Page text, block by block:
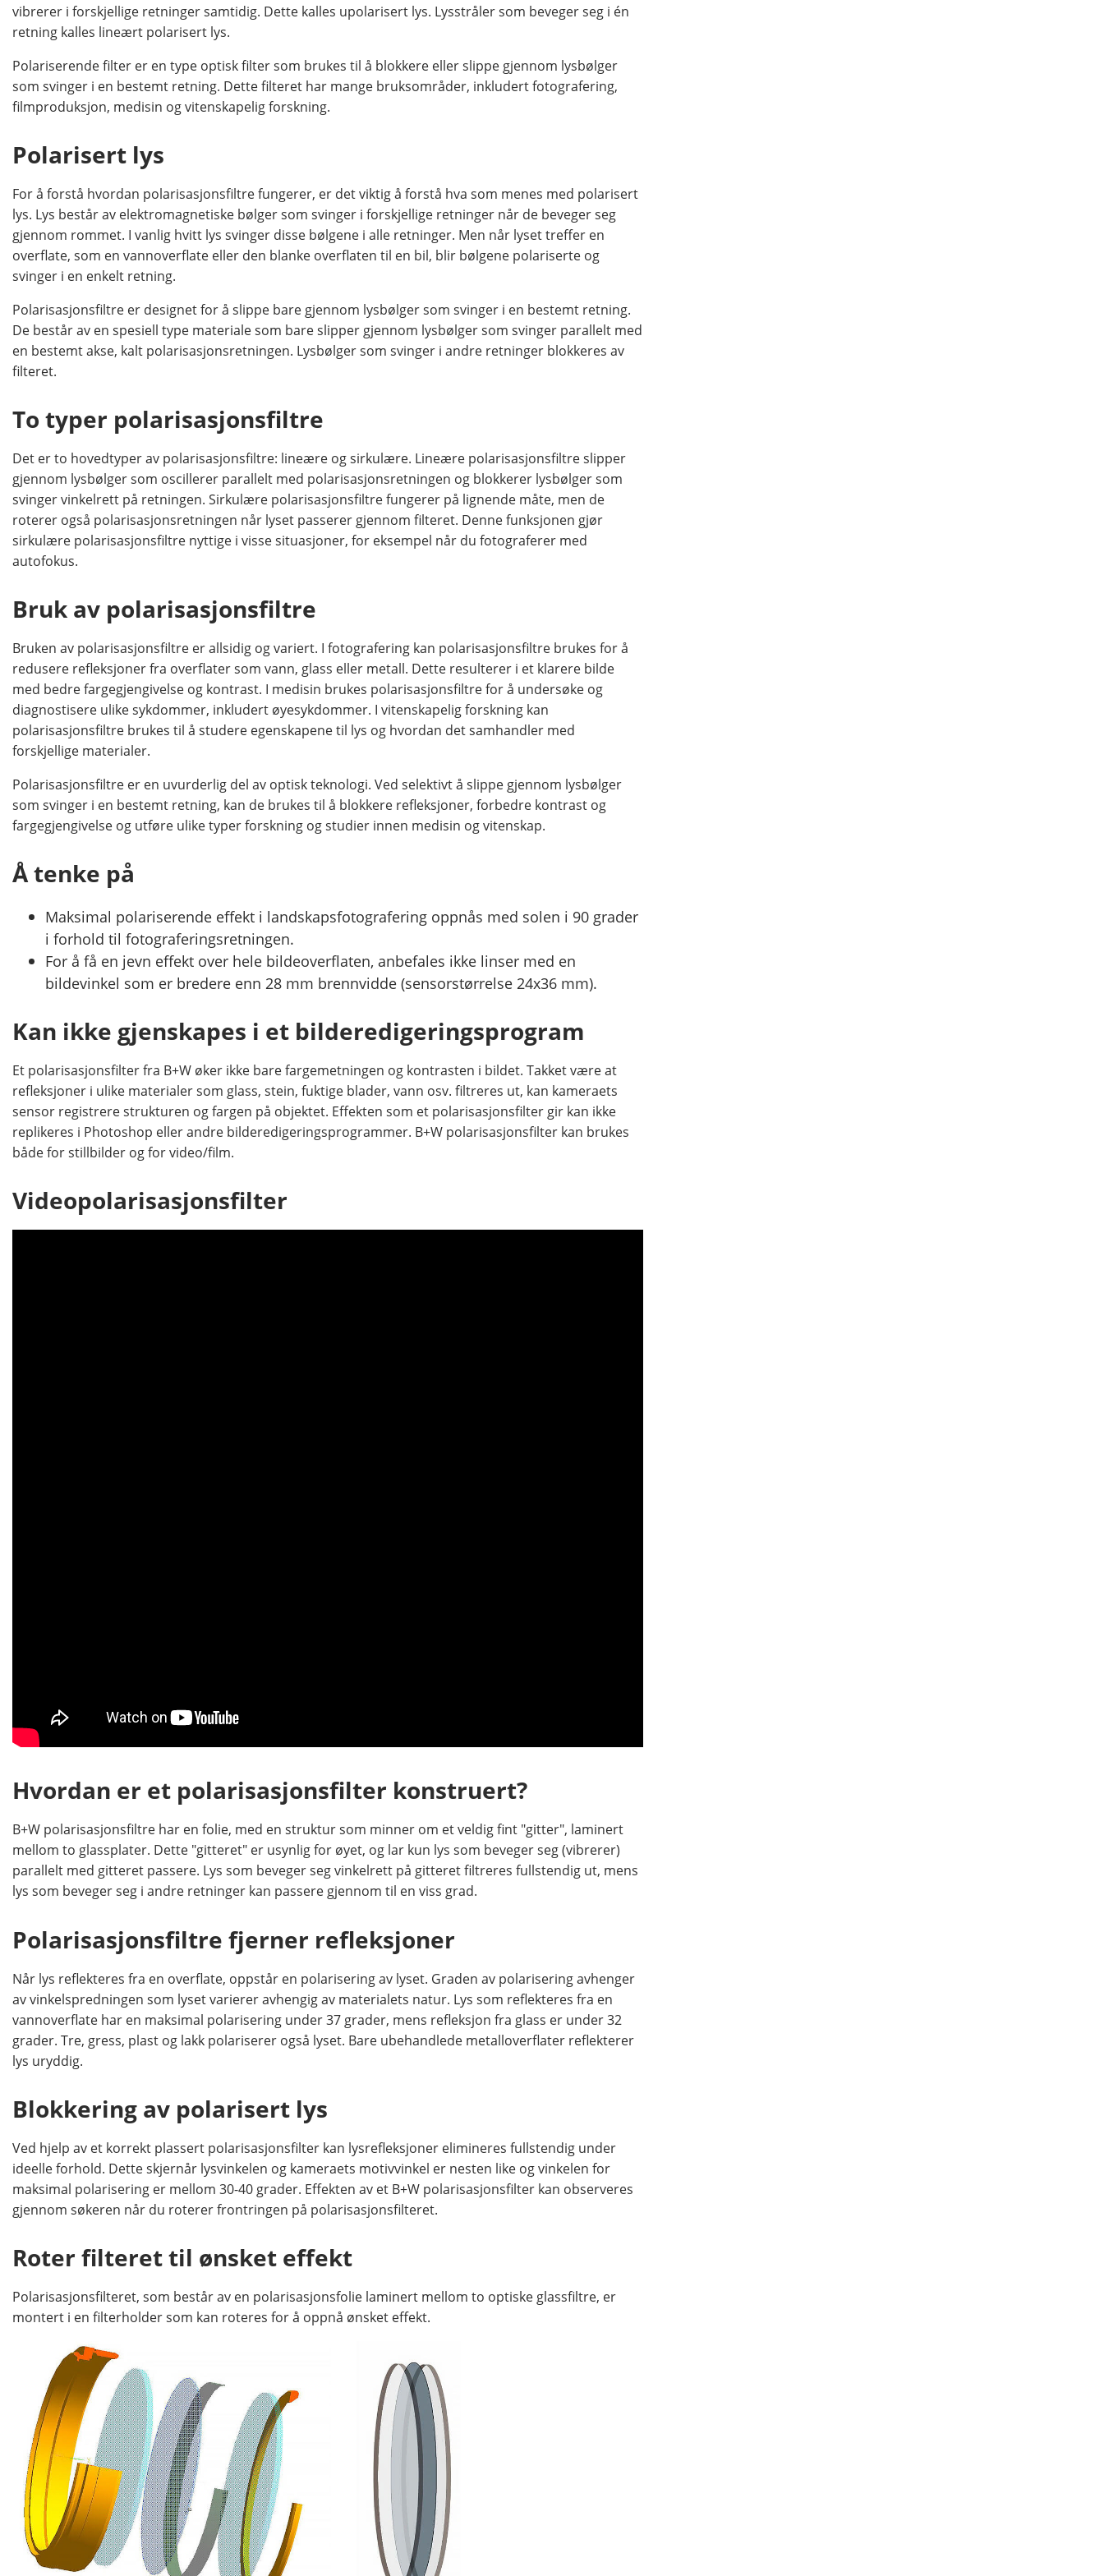
vibrerer i forskjellige retninger samtidig. Dette kalles upolarisert lys. Lysstråler som beveger seg i én
retning kalles lineært polarisert lys.
Polariserende filter er en type optisk filter som brukes til å blokkere eller slippe gjennom lysbølger
som svinger i en bestemt retning. Dette filteret har mange bruksområder, inkludert fotografering,
filmproduksjon, medisin og vitenskapelig forskning.
Polarisert lys
For å forstå hvordan polarisasjonsfiltre fungerer, er det viktig å forstå hva som menes med polarisert
lys. Lys består av elektromagnetiske bølger som svinger i forskjellige retninger når de beveger seg
gjennom rommet. I vanlig hvitt lys svinger disse bølgene i alle retninger. Men når lyset treffer en
overflate, som en vannoverflate eller den blanke overflaten til en bil, blir bølgene polariserte og
svinger i en enkelt retning.
Polarisasjonsfiltre er designet for å slippe bare gjennom lysbølger som svinger i en bestemt retning.
De består av en spesiell type materiale som bare slipper gjennom lysbølger som svinger parallelt med
en bestemt akse, kalt polarisasjonsretningen. Lysbølger som svinger i andre retninger blokkeres av
filteret.
To typer polarisasjonsfiltre
Det er to hovedtyper av polarisasjonsfiltre: lineære og sirkulære. Lineære polarisasjonsfiltre slipper
gjennom lysbølger som oscillerer parallelt med polarisasjonsretningen og blokkerer lysbølger som
svinger vinkelrett på retningen. Sirkulære polarisasjonsfiltre fungerer på lignende måte, men de
roterer også polarisasjonsretningen når lyset passerer gjennom filteret. Denne funksjonen gjør
sirkulære polarisasjonsfiltre nyttige i visse situasjoner, for eksempel når du fotograferer med
autofokus.
Bruk av polarisasjonsfiltre
Bruken av polarisasjonsfiltre er allsidig og variert. I fotografering kan polarisasjonsfiltre brukes for å
redusere refleksjoner fra overflater som vann, glass eller metall. Dette resulterer i et klarere bilde
med bedre fargegjengivelse og kontrast. I medisin brukes polarisasjonsfiltre for å undersøke og
diagnostisere ulike sykdommer, inkludert øyesykdommer. I vitenskapelig forskning kan
polarisasjonsfiltre brukes til å studere egenskapene til lys og hvordan det samhandler med
forskjellige materialer.
Polarisasjonsfiltre er en uvurderlig del av optisk teknologi. Ved selektivt å slippe gjennom lysbølger
som svinger i en bestemt retning, kan de brukes til å blokkere refleksjoner, forbedre kontrast og
fargegjengivelse og utføre ulike typer forskning og studier innen medisin og vitenskap.
Å tenke på
Maksimal polariserende effekt i landskapsfotografering oppnås med solen i 90 grader
i forhold til fotograferingsretningen.
For å få en jevn effekt over hele bildeoverflaten, anbefales ikke linser med en
bildevinkel som er bredere enn 28 mm brennvidde (sensorstørrelse 24x36 mm).
Kan ikke gjenskapes i et bilderedigeringsprogram
Et polarisasjonsfilter fra B+W øker ikke bare fargemetningen og kontrasten i bildet. Takket være at
refleksjoner i ulike materialer som glass, stein, fuktige blader, vann osv. filtreres ut, kan kameraets
sensor registrere strukturen og fargen på objektet. Effekten som et polarisasjonsfilter gir kan ikke
replikeres i Photoshop eller andre bilderedigeringsprogrammer. B+W polarisasjonsfilter kan brukes
både for stillbilder og for video/film.
Videopolarisasjonsfilter
Hvordan er et polarisasjonsfilter konstruert?
B+W polarisasjonsfiltre har en folie, med en struktur som minner om et veldig fint "gitter", laminert
mellom to glassplater. Dette "gitteret" er usynlig for øyet, og lar kun lys som beveger seg (vibrerer)
parallelt med gitteret passere. Lys som beveger seg vinkelrett på gitteret filtreres fullstendig ut, mens
lys som beveger seg i andre retninger kan passere gjennom til en viss grad.
Polarisasjonsfiltre fjerner refleksjoner
Når lys reflekteres fra en overflate, oppstår en polarisering av lyset. Graden av polarisering avhenger
av vinkelspredningen som lyset varierer avhengig av materialets natur. Lys som reflekteres fra en
vannoverflate har en maksimal polarisering under 37 grader, mens refleksjon fra glass er under 32
grader. Tre, gress, plast og lakk polariserer også lyset. Bare ubehandlede metalloverflater reflekterer
lys uryddig.
Blokkering av polarisert lys
Ved hjelp av et korrekt plassert polarisasjonsfilter kan lysrefleksjoner elimineres fullstendig under
ideelle forhold. Dette skjernår lysvinkelen og kameraets motivvinkel er nesten like og vinkelen for
maksimal polarisering er mellom 30-40 grader. Effekten av et B+W polarisasjonsfilter kan observeres
gjennom søkeren når du roterer frontringen på polarisasjonsfilteret.
Roter filteret til ønsket effekt
Polarisasjonsfilteret, som består av en polarisasjonsfolie laminert mellom to optiske glassfiltre, er
montert i en filterholder som kan roteres for å oppnå ønsket effekt.